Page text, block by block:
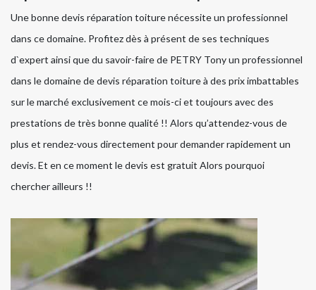
Une bonne devis réparation toiture nécessite un professionnel
dans ce domaine. Profitez dès à présent de ses techniques
d`expert ainsi que du savoir-faire de PETRY Tony un professionnel
dans le domaine de devis réparation toiture à des prix imbattables
sur le marché exclusivement ce mois-ci et toujours avec des
prestations de très bonne qualité !! Alors qu’attendez-vous de
plus et rendez-vous directement pour demander rapidement un
devis. Et en ce moment le devis est gratuit Alors pourquoi
chercher ailleurs !!